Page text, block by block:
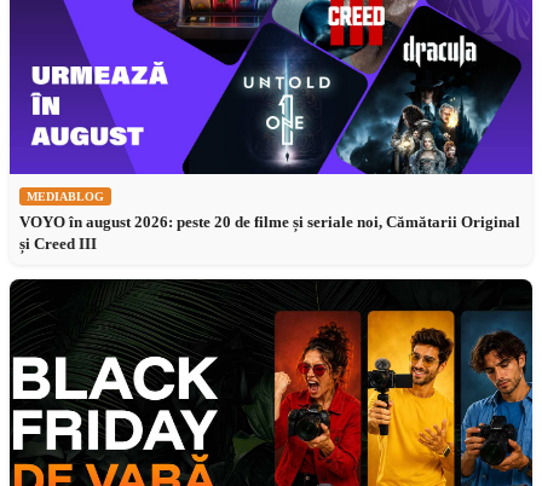
MEDIABLOG
VOYO în august 2026: peste 20 de filme și seriale noi, Cămătarii Original
și Creed III